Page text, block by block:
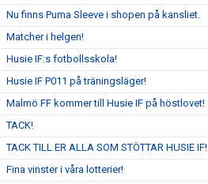
Nu finns Puma Sleeve i shopen på kansliet.
Matcher i helgen!
Husie IF:s fotbollsskola!
Husie IF P011 på träningsläger!
Malmö FF kommer till Husie IF på höstlovet!
TACK!
TACK TILL ER ALLA SOM STÖTTAR HUSIE IF!
Fina vinster i våra lotterier!